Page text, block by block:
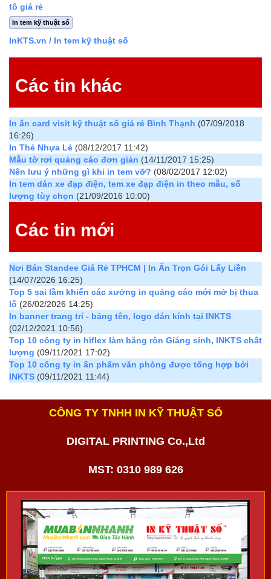
tô giá rẻ
In tem kỹ thuật số
InKTS.vn / In tem kỹ thuật số
Các tin khác
In ấn card visit kỹ thuật số giá rẻ Bình Thạnh (07/09/2018
16:26)
In Thẻ Nhựa Lẻ (08/12/2017 11:42)
Mẫu tờ rơi quảng cáo đơn giản (14/11/2017 15:25)
Nên lưu ý những gì khi in tem vỡ? (08/02/2017 12:02)
In tem dán xe đạp điện, tem xe đạp điện in theo mẫu, số
lượng tùy chọn (21/09/2016 10:00)
Các tin mới
Nơi Bán Standee Giá Rẻ TPHCM | In Ấn Trọn Gói Lấy Liền
(14/07/2026 16:25)
Top 5 sai lầm khiến các xưởng in quảng cáo mới mở bị thua
lỗ (26/02/2026 14:25)
In banner trang trí - bảng tên, logo dán kính tại INKTS
(02/12/2021 10:56)
Top 10 công ty in hiflex làm băng rôn Giáng sinh, INKTS chất
lượng (09/11/2021 17:02)
Top 10 công ty in ấn phẩm văn phòng được tổng hợp bởi
INKTS (09/11/2021 11:44)
CÔNG TY TNHH IN KỸ THUẬT SỐ
DIGITAL PRINTING Co.,Ltd
MST: 0310 989 626